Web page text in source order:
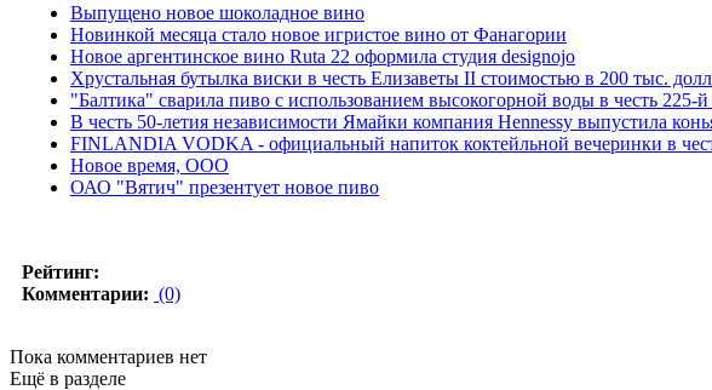
Выпущено новое шоколадное вино
Новинкой месяца стало новое игристое вино от Фанагории
Новое аргентинское вино Ruta 22 оформила студия designojo
Хрустальная бутылка виски в честь Елизаветы II стоимостью в 200 тыс.
"Балтика" сварила пиво с использованием высокогорной воды в честь
В честь 50-летия независимости Ямайки компания Hennessy выпустила
FINLANDIA VODKA - официальный напиток коктейльной вечеринки в
Новое время, ООО
ОАО "Вятич" презентует новое пиво
Рейтинг:
Комментарии: (0)
Пока комментариев нет
Ещё в разделе